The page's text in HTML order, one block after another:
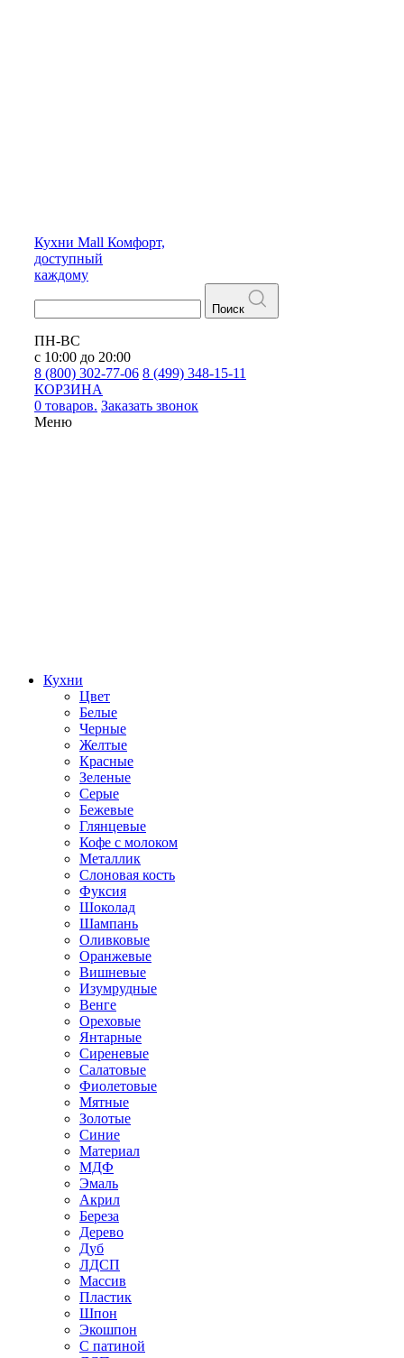
Кухни Mall Комфорт,
доступный
каждому
Поиск
ПН-ВС
с 10:00 до 20:00
8 (800) 302-77-06 8 (499) 348-15-11
КОРЗИНА
0 товаров. Заказать звонок
Меню
Кухни
Цвет
Белые
Черные
Желтые
Красные
Зеленые
Серые
Бежевые
Глянцевые
Кофе с молоком
Металлик
Слоновая кость
Фуксия
Шоколад
Шампань
Оливковые
Оранжевые
Вишневые
Изумрудные
Венге
Ореховые
Янтарные
Сиреневые
Салатовые
Фиолетовые
Мятные
Золотые
Синие
Материал
МДФ
Эмаль
Акрил
Береза
Дерево
Дуб
ЛДСП
Массив
Пластик
Шпон
Экошпон
С патиной